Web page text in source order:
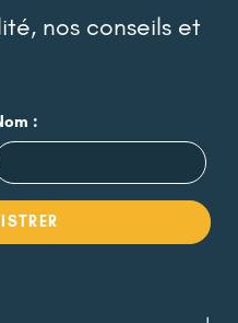
nos conseils et
: